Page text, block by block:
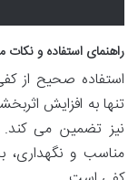
راهنمای استفاده و نکات
تنها به افزایش
نیز تضمین می
مناسب و نگهداری،